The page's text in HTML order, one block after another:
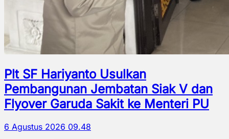
Plt SF Hariyanto Usulkan
Pembangunan Jembatan Siak V dan
Flyover Garuda Sakit ke Menteri PU
6 Agustus 2026 09.48